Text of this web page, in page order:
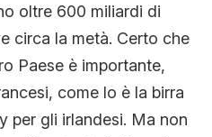
oltre 600 miliardi di
circa la metà. Certo che
Paese è importante,
come lo è la birra
per gli irlandesi. Ma non